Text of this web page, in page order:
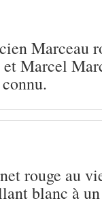
Marceau
Marcel
rouge au
blanc à